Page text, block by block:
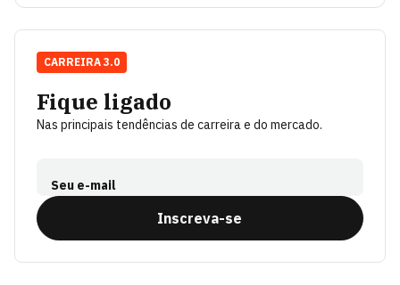
Fique ligado
Nas principais tendências de carreira e do mercado.
Seu e-mail
Inscreva-se
CARREIRA 3.0